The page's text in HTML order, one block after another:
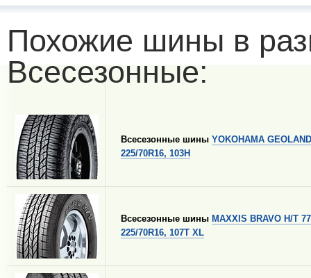
Похожие шины в
Всесезонные:
Всесезонные шины YOKOHAMA
225/70R16, 103H
Всесезонные шины MAXXIS BRAVO H/T
225/70R16, 107T XL